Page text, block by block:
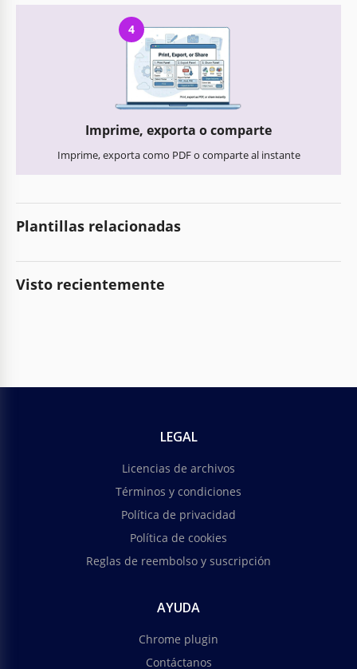
4
Imprime, exporta o comparte
Imprime, exporta como PDF o comparte al instante
Plantillas relacionadas
Visto recientemente
LEGAL
Licencias de archivos
Términos y condiciones
Política de privacidad
Política de cookies
Reglas de reembolso y suscripción
AYUDA
Chrome plugin
Contáctanos